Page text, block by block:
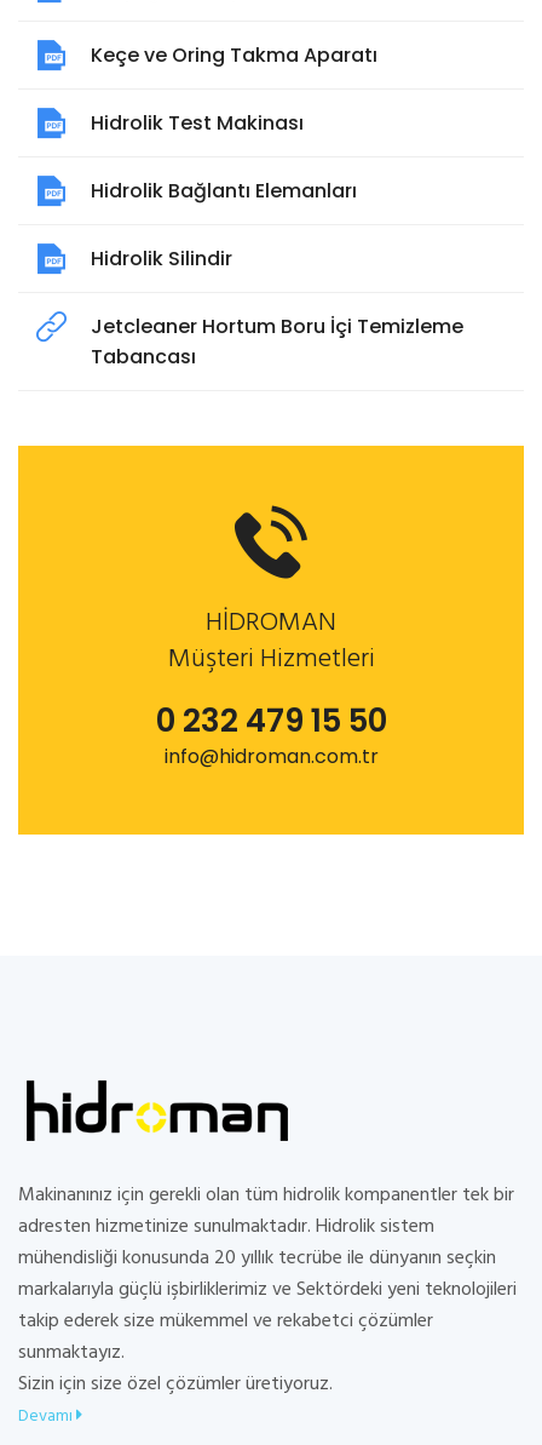
Keçe ve Oring Takma Aparatı
Hidrolik Test Makinası
Hidrolik Bağlantı Elemanları
Hidrolik Silindir
Jetcleaner Hortum Boru İçi Temizleme
Tabancası
HİDROMAN
Müşteri Hizmetleri
0 232 479 15 50
info@hidroman.com.tr
Makinanınız için gerekli olan tüm hidrolik kompanentler tek bir
adresten hizmetinize sunulmaktadır. Hidrolik sistem
mühendisliği konusunda 20 yıllık tecrübe ile dünyanın seçkin
markalarıyla güçlü işbirliklerimiz ve Sektördeki yeni teknolojileri
takip ederek size mükemmel ve rekabetci çözümler
sunmaktayız.
Sizin için size özel çözümler üretiyoruz.
Devamı